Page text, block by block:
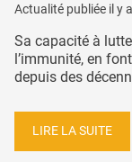
Actualité publiée il y a
Sa capacité à
l’immunité, en
depuis des
LIRE LA SUITE